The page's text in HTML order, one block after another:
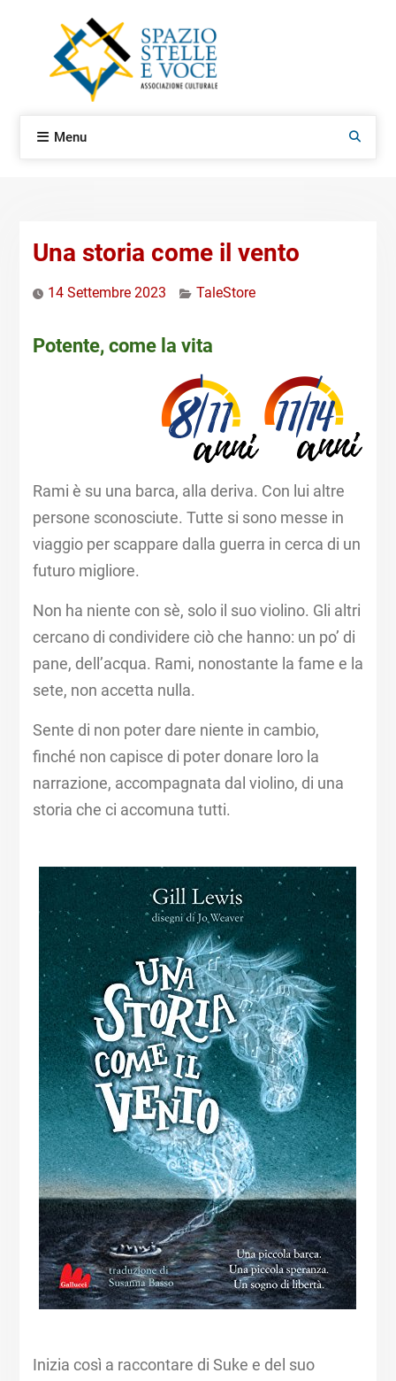
Menu Search
Una storia come il vento
14 Settembre 2023 TaleStore
Potente, come la vita
Rami è su una barca, alla deriva. Con lui altre
persone sconosciute. Tutte si sono messe in
viaggio per scappare dalla guerra in cerca di un
futuro migliore.
Non ha niente con sè, solo il suo violino. Gli altri
cercano di condividere ciò che hanno: un po’ di
pane, dell’acqua. Rami, nonostante la fame e la
sete, non accetta nulla.
Sente di non poter dare niente in cambio,
finché non capisce di poter donare loro la
narrazione, accompagnata dal violino, di una
storia che ci accomuna tutti.
Inizia così a raccontare di Suke e del suo